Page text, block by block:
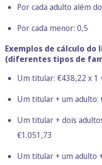
Por cada adulto além
Por cada menor: 0,5
Exemplos de cálculo
(diferentes tipos de
Um titular: €438,22 x 1
Um titular + um adulto:
Um titular + dois
€1.051,73
Um titular + um adulto